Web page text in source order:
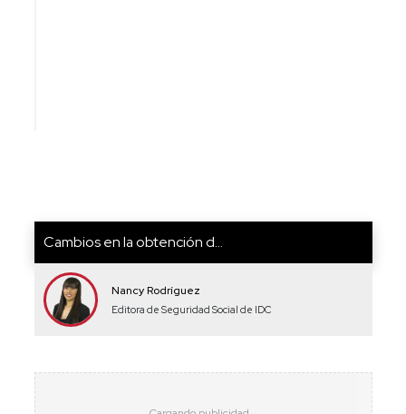
Cambios en la obtención d...
Nancy Rodríguez
Editora de Seguridad Social de IDC